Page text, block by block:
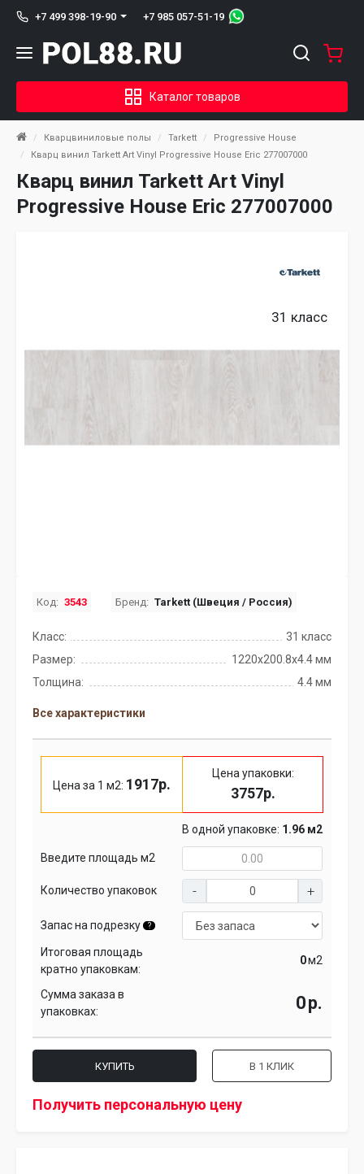
+7 499 398-19-90 +7 985 057-51-19
Каталог товаров
Кварцвиниловые полы Tarkett
Progressive House
Кварц винил Tarkett Art Vinyl Progressive House Eric 277007000
Кварц винил Tarkett Art Vinyl
Progressive House Eric 277007000
31 класс
Код: 3543 Бренд: Tarkett (Швеция / Россия)
Класс:
31 класс
Размер:
1220x200.8х4.4 мм
Толщина:
4.4 мм
Все характеристики
Цена за 1 м2: 1917р.
Цена упаковки:
3757р.
В одной упаковке: 1.96 м2
Введите площадь м2
Количество упаковок
Запас на подрезку ?
Итоговая площадь
кратно упаковкам:
м2
Сумма заказа в
упаковках:
р.
КУПИТЬ В 1 КЛИК
Получить персональную цену